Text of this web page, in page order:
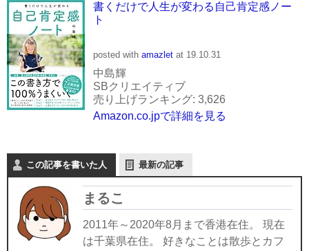
書くだけで人生が変わる自己肯定感ノー
ト
posted with amazlet at 19.10.31
中島輝
SBクリエイティブ
売り上げランキング: 3,626
Amazon.co.jpで詳細を見る
この記事を書いた人 最新の記事
まるこ
2011年～2020年8月まで香港在住。 現在
は千葉県在住。 好きなことは散歩とカフ